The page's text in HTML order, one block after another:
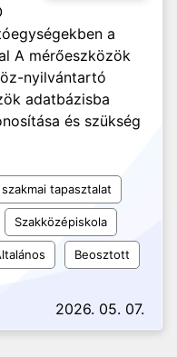
a
A mérőeszközök
nyilvántartó
adatbázisba
és szükség
tapasztalat
Szakközépiskola
Beosztott
2026. 05. 07.